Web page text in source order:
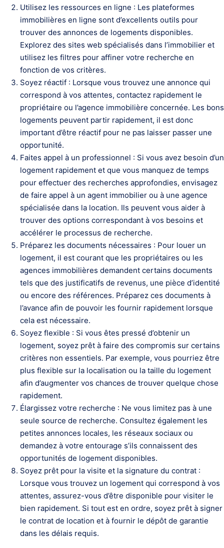
Utilisez les ressources en ligne : Les plateformes
immobilières en ligne sont d’excellents outils pour
trouver des annonces de logements disponibles.
Explorez des sites web spécialisés dans l’immobilier et
utilisez les filtres pour affiner votre recherche en
fonction de vos critères.
Soyez réactif : Lorsque vous trouvez une annonce qui
correspond à vos attentes, contactez rapidement le
propriétaire ou l’agence immobilière concernée. Les bons
logements peuvent partir rapidement, il est donc
important d’être réactif pour ne pas laisser passer une
opportunité.
Faites appel à un professionnel : Si vous avez besoin d’un
logement rapidement et que vous manquez de temps
pour effectuer des recherches approfondies, envisagez
de faire appel à un agent immobilier ou à une agence
spécialisée dans la location. Ils peuvent vous aider à
trouver des options correspondant à vos besoins et
accélérer le processus de recherche.
Préparez les documents nécessaires : Pour louer un
logement, il est courant que les propriétaires ou les
agences immobilières demandent certains documents
tels que des justificatifs de revenus, une pièce d’identité
ou encore des références. Préparez ces documents à
l’avance afin de pouvoir les fournir rapidement lorsque
cela est nécessaire.
Soyez flexible : Si vous êtes pressé d’obtenir un
logement, soyez prêt à faire des compromis sur certains
critères non essentiels. Par exemple, vous pourriez être
plus flexible sur la localisation ou la taille du logement
afin d’augmenter vos chances de trouver quelque chose
rapidement.
Élargissez votre recherche : Ne vous limitez pas à une
seule source de recherche. Consultez également les
petites annonces locales, les réseaux sociaux ou
demandez à votre entourage s’ils connaissent des
opportunités de logement disponibles.
Soyez prêt pour la visite et la signature du contrat :
Lorsque vous trouvez un logement qui correspond à vos
attentes, assurez-vous d’être disponible pour visiter le
bien rapidement. Si tout est en ordre, soyez prêt à signer
le contrat de location et à fournir le dépôt de garantie
dans les délais requis.